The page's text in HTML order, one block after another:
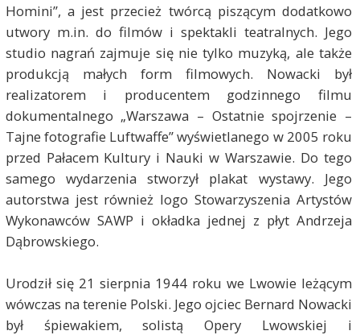
Homini”, a jest przecież twórcą piszącym dodatkowo
utwory m.in. do filmów i spektakli teatralnych. Jego
studio nagrań zajmuje się nie tylko muzyką, ale także
produkcją małych form filmowych. Nowacki był
realizatorem i producentem godzinnego filmu
dokumentalnego „Warszawa – Ostatnie spojrzenie –
Tajne fotografie Luftwaffe” wyświetlanego w 2005 roku
przed Pałacem Kultury i Nauki w Warszawie. Do tego
samego wydarzenia stworzył plakat wystawy. Jego
autorstwa jest również logo Stowarzyszenia Artystów
Wykonawców SAWP i okładka jednej z płyt Andrzeja
Dąbrowskiego.
Urodził się 21 sierpnia 1944 roku we Lwowie leżącym
wówczas na terenie Polski. Jego ojciec Bernard Nowacki
był śpiewakiem, solistą Opery Lwowskiej i